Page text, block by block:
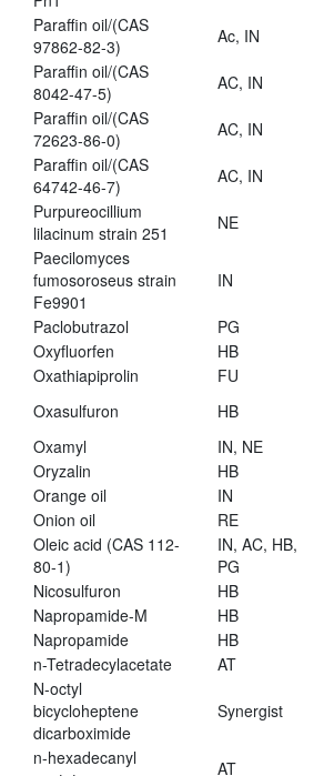
Paraffin oil/(CAS
97862-82-3)
Ac, IN
Paraffin oil/(CAS
8042-47-5)
AC, IN
Paraffin oil/(CAS
72623-86-0)
AC, IN
Paraffin oil/(CAS
64742-46-7)
AC, IN
Purpureocillium
lilacinum strain 251
NE
Paecilomyces
fumosoroseus strain
Fe9901
IN
Paclobutrazol PG
Oxyfluorfen
HB
Oxathiapiprolin
FU
Oxasulfuron
HB
Oxamyl
IN, NE
Oryzalin
HB
Orange oil
IN
Onion oil
RE
Oleic acid (CAS 112-
80-1)
IN, AC, HB,
PG
Nicosulfuron
HB
Napropamide-M
HB
Napropamide
HB
n-Tetradecylacetate
AT
N-octyl
bicycloheptene
dicarboximide
Synergist
n-hexadecanyl
AT